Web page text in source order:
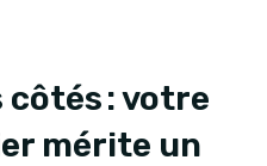
côtés : votre
mérite un